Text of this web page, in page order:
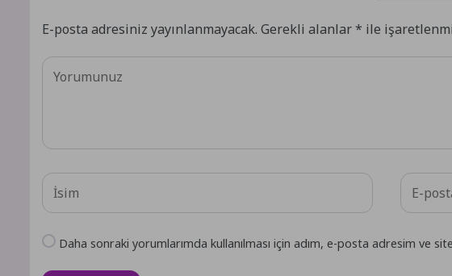
E-posta adresiniz yayınlanmayacak. Gerekli alanlar* ile
Daha sonraki yorumlarımda kullanılması için adım, e-posta adresim ve